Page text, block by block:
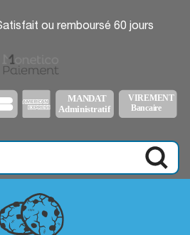
ou remboursé 60 jours